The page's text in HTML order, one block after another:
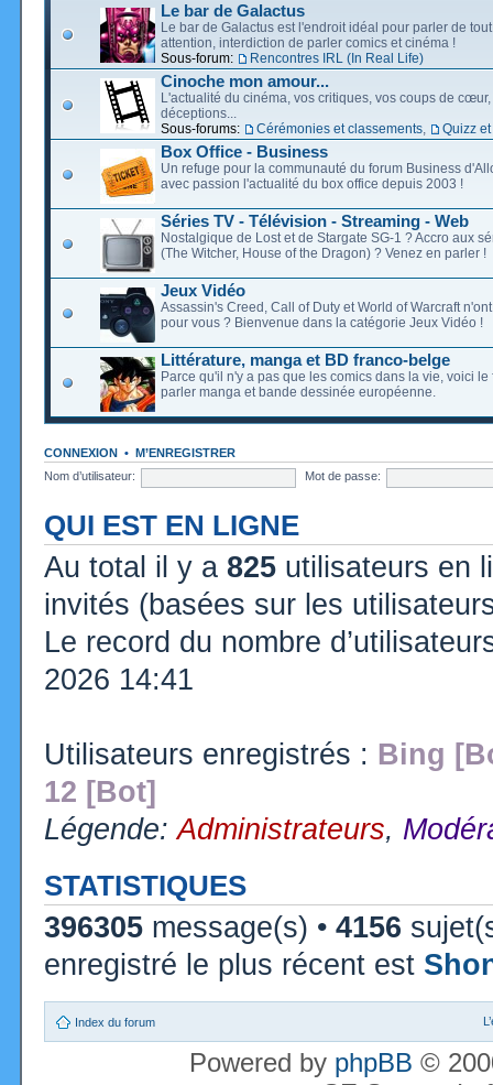
Le bar de Galactus
Le bar de Galactus est l'endroit idéal pour parler de
attention, interdiction de parler comics et cinéma !
Sous-forum:
Rencontres IRL (In Real Life)
Cinoche mon amour...
L'actualité du cinéma, vos critiques, vos coups de cœur,
déceptions...
Sous-forums:
Cérémonies et classements Quizz
Box Office - Business
Un refuge pour la communauté du forum Business
avec passion l'actualité du box office depuis 2003 !
Séries TV - Télévision - Streaming - Web
Nostalgique de Lost et de Stargate SG-1 ? Accro aux
(The Witcher, House of the Dragon) ? Venez en parler !
Jeux Vidéo
Assassin's Creed, Call of Duty et World of Warcraft
pour vous ? Bienvenue dans la catégorie Jeux Vidéo !
Littérature, manga et BD franco-belge
Parce qu'il n'y a pas que les comics dans la vie, voici le
parler manga et bande dessinée européenne.
CONNEXION • M’ENREGISTRER
Nom d’utilisateur:
Mot de passe:
QUI EST EN LIGNE
Au total il y a 825 utilisateurs en
invités (basées sur les
Le record du nombre
2026 14:41
Utilisateurs enregistrés : Bing
12 [Bot]
Légende:Administrateurs,
STATISTIQUES
396305 message(s) • 4156
enregistré le plus récent est
Index du forum
Powered by phpBB ©